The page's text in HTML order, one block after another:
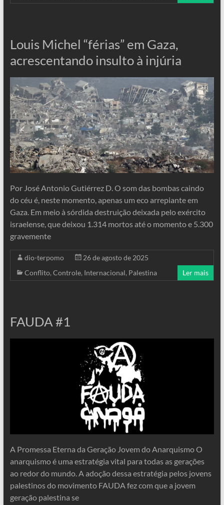
Louis Michel “férias” em Gaza,
acrescentando insulto à injúria
Por José Antonio Gutiérrez D. O som das bombas caindo
do céu é, neste momento, apenas um eco arrepiante em
Gaza. Em meio à sórdida destruição deixada pelo exército
israelense, que deixou 1.314 mortos até o momento e 5.300
gravemente
dio-terpomo
26 de agosto de 2025
Conflito, Controle, Internacional, Palestina Ler mais
FAUDA #1
A Promessa Eterna da Geração Jovem do Anarquismo O
anarquismo é uma estratégia vital para todas as gerações
ao redor do mundo. A adoção dessa estratégia pelos jovens
palestinos do movimento FAUDA fez com que a jovem
geração palestina se